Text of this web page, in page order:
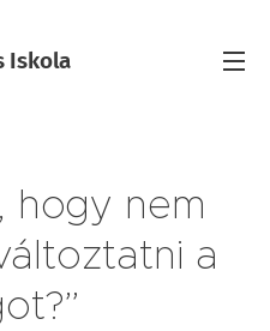
Iskola
hogy nem
a